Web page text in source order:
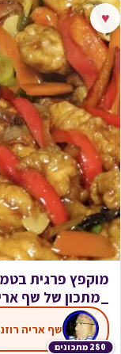
♥
מוקפץ פרגית
_מתכון של שף
280 מתכונים
שף אריה